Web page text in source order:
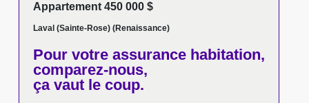
Appartement 450 000 $
Laval (Sainte-Rose) (Renaissance)
Pour votreassurance habitation,
comparez-nous,
ça vaut le coup.